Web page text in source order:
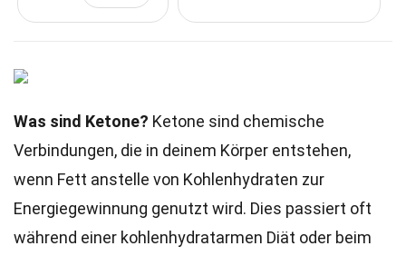
Was sind Ketone? Ketone sind chemische
Verbindungen, die in deinem Körper entstehen,
wenn Fett anstelle von Kohlenhydraten zur
Energiegewinnung genutzt wird. Dies passiert oft
während einer kohlenhydratarmen Diät oder beim